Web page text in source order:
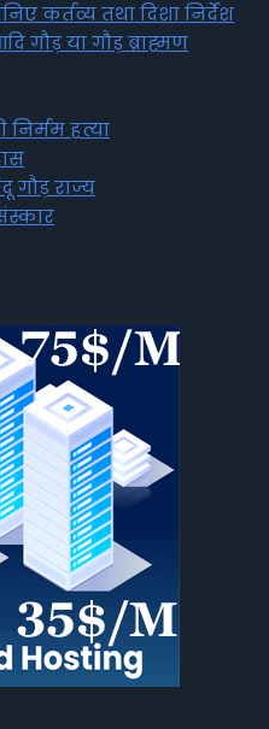
कर्तव्य तथा दिशा निर्देश
गौड़ या गौड़ ब्राह्मण
निर्मम हत्या
गौड़ राज्य